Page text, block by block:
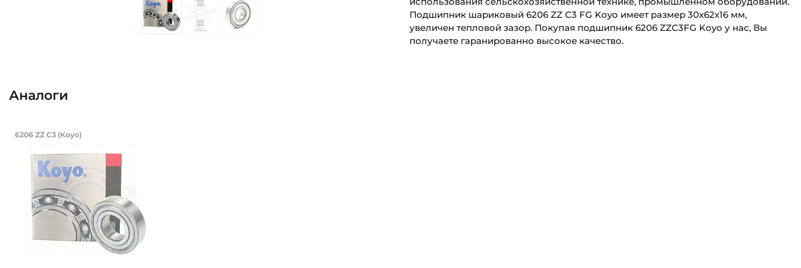
Подшипник шариковый 6206 ZZ C3 FG Koyo имеет размер 30х62х16 мм,
увеличен тепловой зазор. Покупая подшипник 6206 ZZC3FG Koyo у нас, Вы
получаете гаранированно высокое качество.
Аналоги
Подшипник 30х62х16 мм, шариковый однорядный на вал 30 мм, закрытый, увеличен тепловой зазор.
6206 ZZ C3 (Koyo)